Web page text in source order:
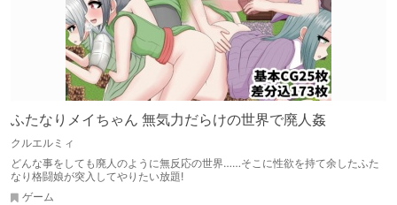
ふたなりメイちゃん 無気力だらけの世界で廃人姦
クルエルミィ
どんな事をしても廃人のように無反応の世界……そこに性欲を持て余したふた
なり格闘娘が突入してやりたい放題!
ゲーム